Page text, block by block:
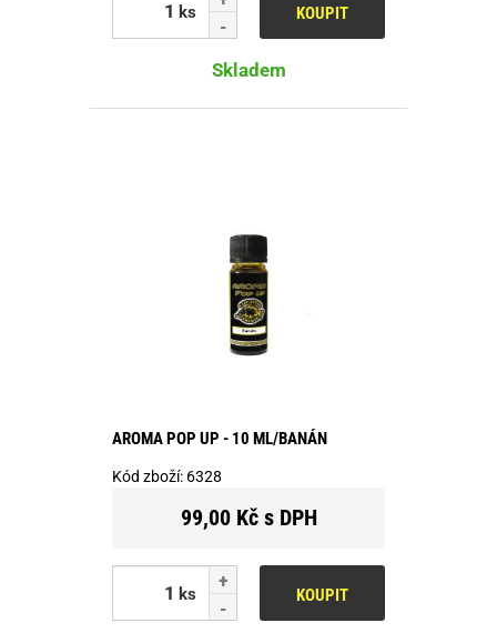
ks KOUPIT
Skladem
AROMA POP UP - 10 ML/BANÁN
Kód zboží: 6328
99,00 Kč s DPH
ks KOUPIT